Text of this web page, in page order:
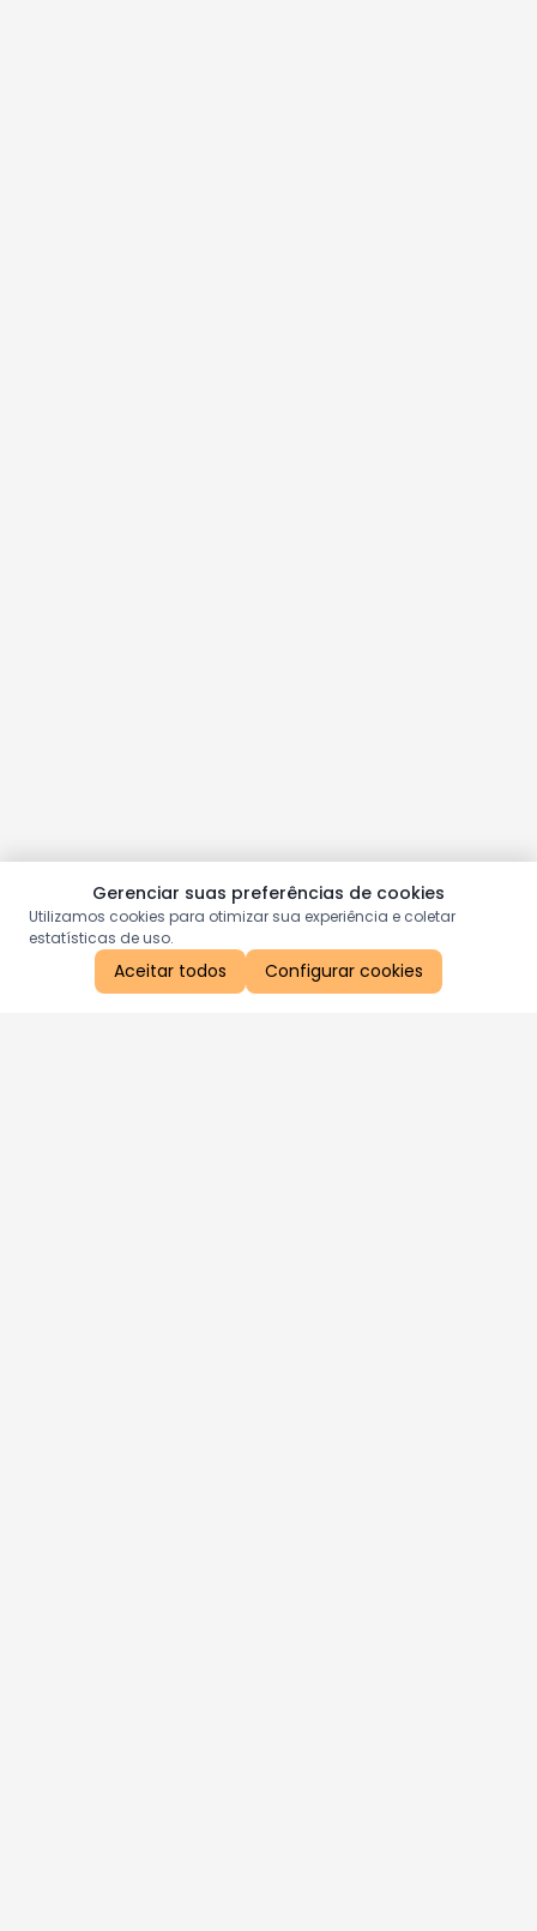
Gerenciar suas preferências de cookies
Utilizamos cookies para otimizar sua experiência e coletar
estatísticas de uso.
Aceitar todos Configurar cookies